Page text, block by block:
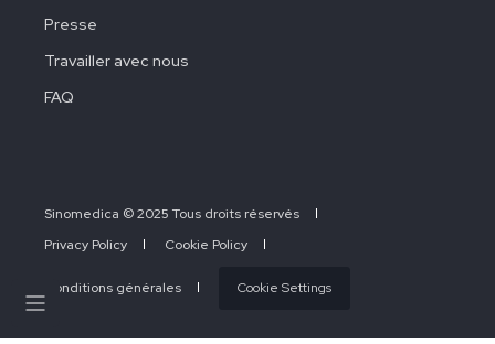
Presse
Travailler avec nous
FAQ
Sinomedica © 2025 Tous droits réservés
Privacy Policy
Cookie Policy
Conditions générales Cookie Settings